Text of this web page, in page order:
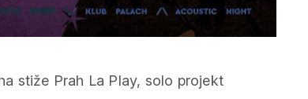
stiže Prah La Play, solo projekt